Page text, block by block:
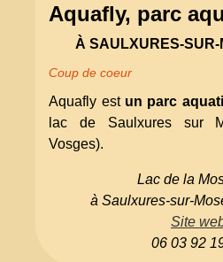
Aquafly, parc
À SAULXURES-SUR-
Coup de coeur
Aquafly est un parc
lac de Saulxures sur
Vosges).
Lac de la
à Saulxures-sur-
Site
06 03 92